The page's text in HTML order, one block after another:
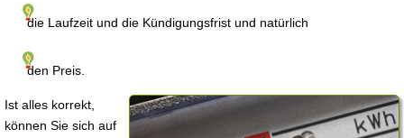
die Laufzeit und die Kündigungsfrist und natürlich
den Preis.
Ist alles korrekt,
können Sie sich auf